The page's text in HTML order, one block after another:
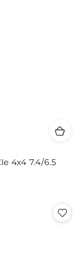
4x4 7.4/6.5